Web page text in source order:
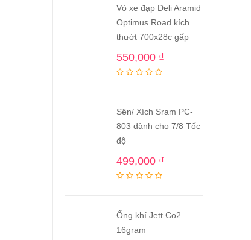
Vỏ xe đạp Deli Aramid
Optimus Road kích
thướt 700x28c gấp
550,000 ₫
Sên/ Xích Sram PC-
803 dành cho 7/8 Tốc
độ
499,000 ₫
Ống khí Jett Co2
16gram